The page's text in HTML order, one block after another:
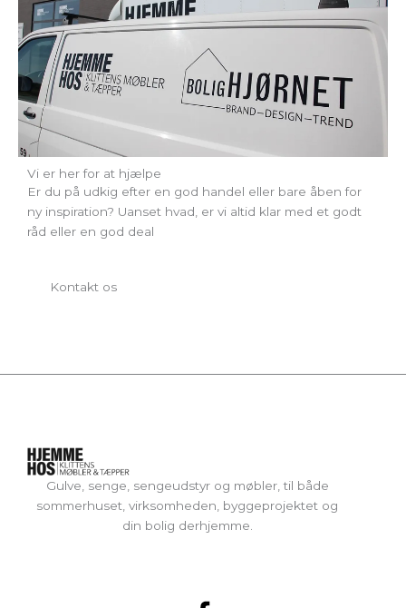
Vi er her for at hjælpe
Er du på udkig efter en god handel eller bare åben for
ny inspiration? Uanset hvad, er vi altid klar med et godt
råd eller en god deal
Kontakt os
Gulve, senge, sengeudstyr og møbler, til både
sommerhuset, virksomheden, byggeprojektet og
din bolig derhjemme.